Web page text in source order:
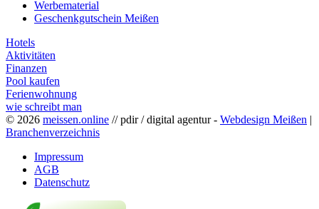
Werbematerial
Geschenkgutschein Meißen
Hotels
Aktivitäten
Finanzen
Pool kaufen
Ferienwohnung
wie schreibt man
© 2026 meissen.online // pdir / digital agentur - Webdesign Meißen |
Branchenverzeichnis
Impressum
AGB
Datenschutz